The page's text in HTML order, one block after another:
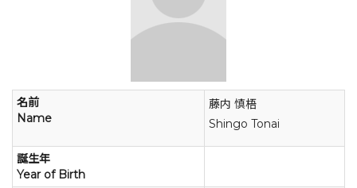
名前
Name
藤内 慎梧
Shingo Tonai
誕生年
Year of Birth